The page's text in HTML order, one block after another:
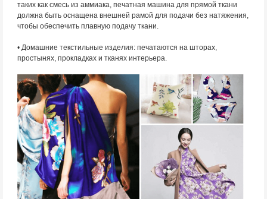
таких как смесь из аммиака, печатная машина для прямой ткани
должна быть оснащена внешней рамой для подачи без натяжения,
чтобы обеспечить плавную подачу ткани.
• Домашние текстильные изделия: печатаются на шторах,
простынях, прокладках и тканях интерьера.